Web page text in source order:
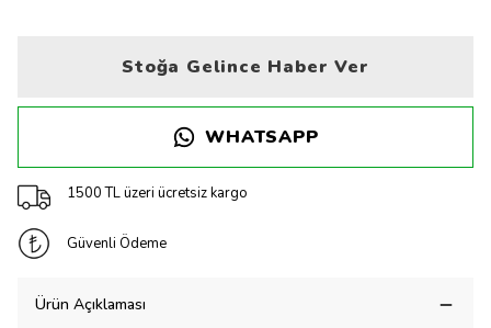
Stoğa Gelince Haber Ver
WHATSAPP
1500 TL üzeri ücretsiz kargo
Güvenli Ödeme
Ürün Açıklaması